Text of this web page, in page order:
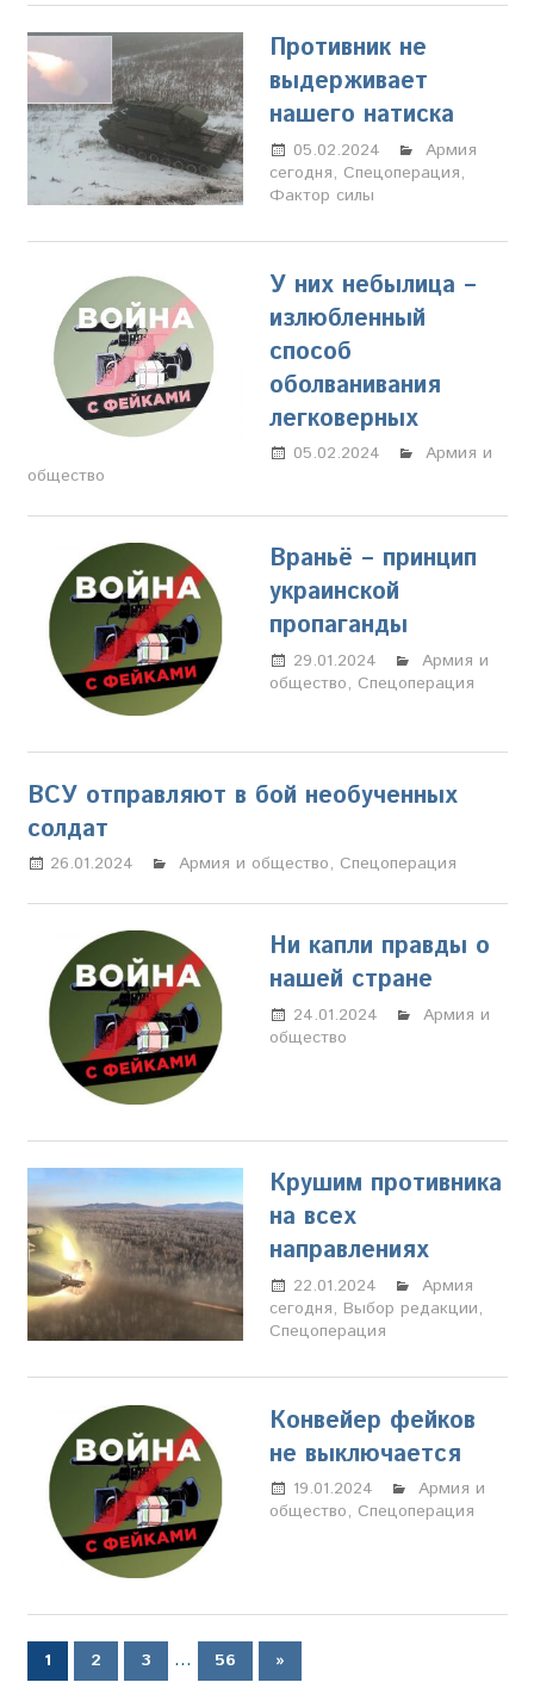
Противник не
выдерживает
нашего натиска
05.02.2024
Марина
Щербакова
Армия
сегодня, Спецоперация,
Фактор силы
У них небылица –
излюбленный
способ
оболванивания
легковерных
05.02.2024
Марина
Армия и
общество
Враньё – принцип
украинской
пропаганды
29.01.2024
Настя
Свиридова
Армия и
общество, Спецоперация
ВСУ отправляют в бой необученных
солдат
26.01.2024 Настя Свиридова
Армия и общество, Спецоперация
Ни капли правды о
нашей стране
24.01.2024
Настя
Армия и
общество
Крушим противника
на всех
направлениях
22.01.2024
Настя
Свиридова
Армия
сегодня, Выбор редакции,
Спецоперация
Конвейер фейков
не выключается
19.01.2024
Настя
Свиридова
Армия и
общество, Спецоперация
Пагинация
1 2 3 … 56
Следующие
записи
»